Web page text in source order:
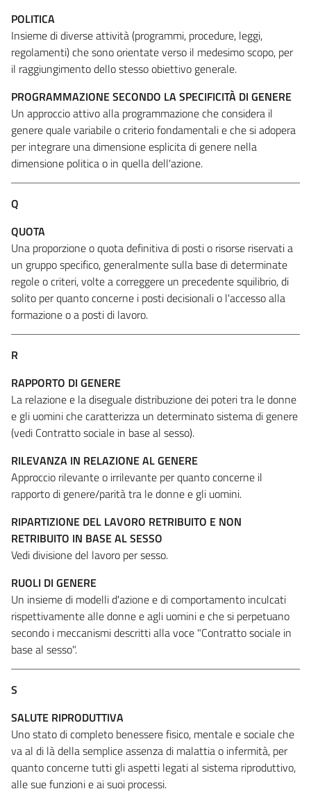
POLITICA
Insieme di diverse attività (programmi, procedure, leggi,
regolamenti) che sono orientate verso il medesimo scopo, per
il raggiungimento dello stesso obiettivo generale.
PROGRAMMAZIONE SECONDO LA SPECIFICITÀ DI GENERE
Un approccio attivo alla programmazione che considera il
genere quale variabile o criterio fondamentali e che si adopera
per integrare una dimensione esplicita di genere nella
dimensione politica o in quella dell'azione.
Q
QUOTA
Una proporzione o quota definitiva di posti o risorse riservati a
un gruppo specifico, generalmente sulla base di determinate
regole o criteri, volte a correggere un precedente squilibrio, di
solito per quanto concerne i posti decisionali o l'accesso alla
formazione o a posti di lavoro.
R
RAPPORTO DI GENERE
La relazione e la diseguale distribuzione dei poteri tra le donne
e gli uomini che caratterizza un determinato sistema di genere
(vedi Contratto sociale in base al sesso).
RILEVANZA IN RELAZIONE AL GENERE
Approccio rilevante o irrilevante per quanto concerne il
rapporto di genere/parità tra le donne e gli uomini.
RIPARTIZIONE DEL LAVORO RETRIBUITO E NON
RETRIBUITO IN BASE AL SESSO
Vedi divisione del lavoro per sesso.
RUOLI DI GENERE
Un insieme di modelli d'azione e di comportamento inculcati
rispettivamente alle donne e agli uomini e che si perpetuano
secondo i meccanismi descritti alla voce "Contratto sociale in
base al sesso".
S
SALUTE RIPRODUTTIVA
Uno stato di completo benessere fisico, mentale e sociale che
va al di là della semplice assenza di malattia o infermità, per
quanto concerne tutti gli aspetti legati al sistema riproduttivo,
alle sue funzioni e ai suoi processi.